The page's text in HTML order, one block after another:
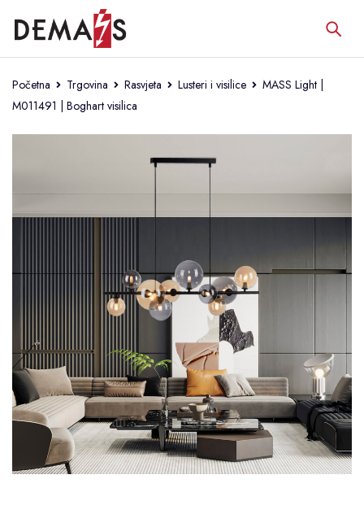
Početna Trgovina Rasvjeta Lusteri i visilice
MASS Light |
M011491 | Boghart visilica